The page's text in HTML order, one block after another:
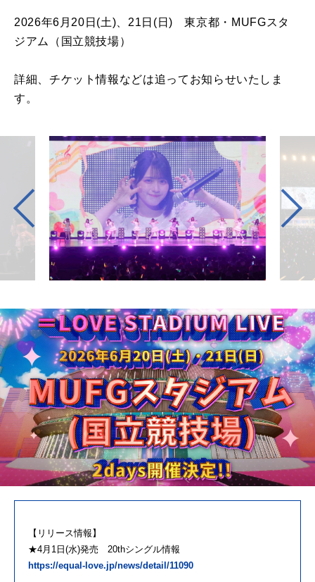
2026年6月20日(土)、21日(日) 東京都・MUFGスタ
ジアム（国立競技場）
詳細、チケット情報などは追ってお知らせいたしま
す。
【リリース情報】
★4月1日(水)発売 20thシングル情報
https://equal-love.jp/news/detail/11090